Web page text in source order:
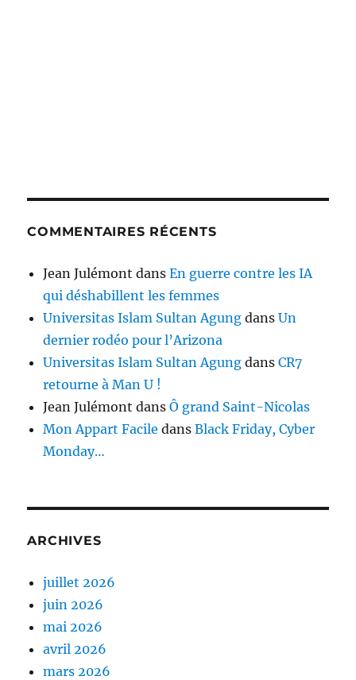
COMMENTAIRES RÉCENTS
Jean Julémont dansEn guerre contre les IA
qui déshabillent les femmes
Universitas Islam Sultan Agung dansUn
dernier rodéo pour l’Arizona
Universitas Islam Sultan Agung dansCR7
retourne à Man U !
Jean Julémont dansÔ grand Saint-Nicolas
Mon Appart Facile dansBlack Friday, Cyber
Monday…
ARCHIVES
juillet 2026
juin 2026
mai 2026
avril 2026
mars 2026